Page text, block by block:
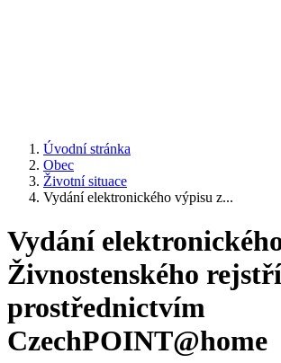
Úvodní stránka
Obec
Životní situace
Vydání elektronického výpisu z...
Vydání
Živnostenského
prostřednictvím
CzechPOINT@home